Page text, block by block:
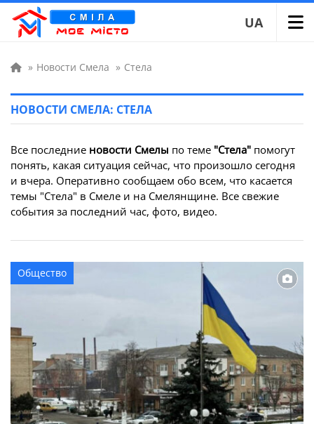
UA
» Новости Смела » Стела
НОВОСТИ СМЕЛА: СТЕЛА
Все последние новости Смелы по теме "Стела" помогут
понять, какая ситуация сейчас, что произошло сегодня
и вчера. Оперативно сообщаем обо всем, что касается
темы "Стела" в Смеле и на Смелянщине. Все свежие
события за последний час, фото, видео.
Общество